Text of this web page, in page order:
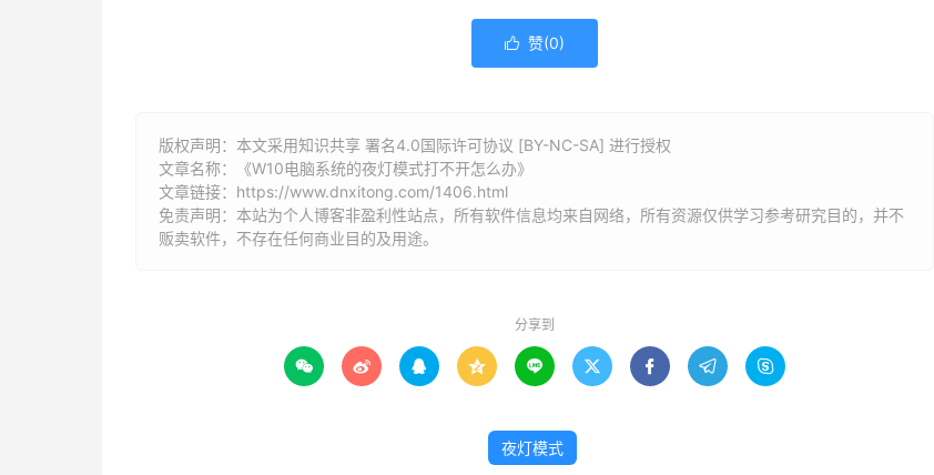
 赞(0)
版权声明：本文采用知识共享 署名4.0国际许可协议 [BY-NC-SA] 进行授权
文章名称：《W10电脑系统的夜灯模式打不开怎么办》
文章链接： https://www.dnxitong.com/1406.html
免责声明：本站为个人博客非盈利性站点，所有软件信息均来自网络，所有资源仅供学习参考研究目的，并不
贩卖软件，不存在任何商业目的及用途。
分享到
        
夜灯模式